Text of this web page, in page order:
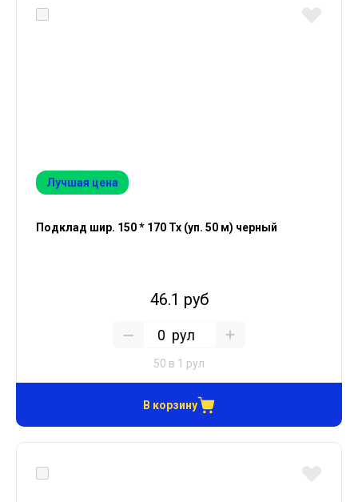
Лучшая цена
Подклад шир. 150 * 170 Тх (уп. 50 м) черный
46.1 руб
рул
50 в 1 рул
В корзину